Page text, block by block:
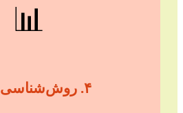
📊
۴. روش‌شناسی دقیق